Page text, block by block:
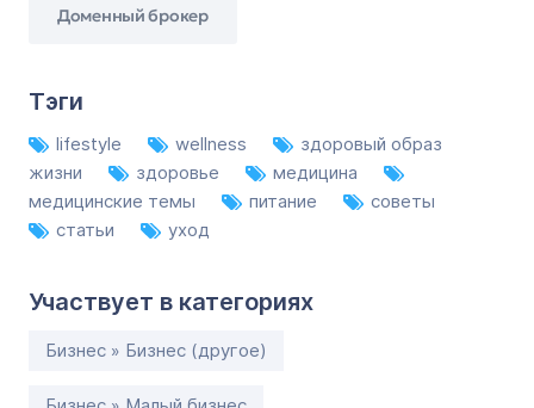
Доменный брокер
Тэги
lifestyle wellness
здоровый образ
жизни
здоровье
медицина
медицинские темы
питание
советы
статьи
уход
Участвует в категориях
Бизнес » Бизнес (другое)